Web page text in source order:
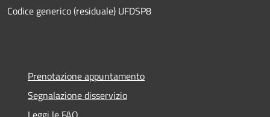
Codice generico (residuale) UFDSP8
Prenotazione appuntamento
Segnalazione disservizio